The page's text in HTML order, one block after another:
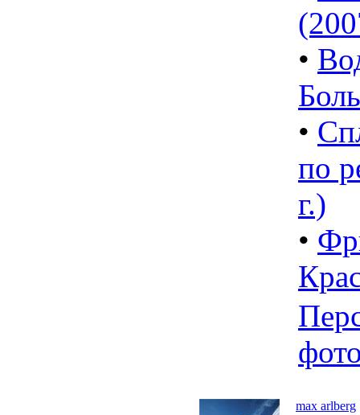
•
•
по
г.)
•
max arlberg